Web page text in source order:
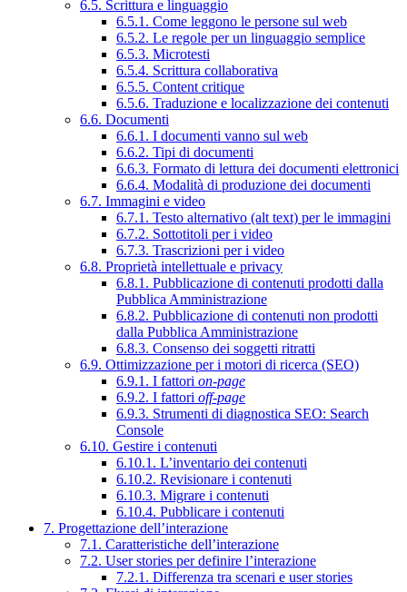
6.5. Scrittura e linguaggio
6.5.1. Come leggono le persone sul web
6.5.2. Le regole per un linguaggio semplice
6.5.3. Microtesti
6.5.4. Scrittura collaborativa
6.5.5. Content critique
6.5.6. Traduzione e localizzazione dei contenuti
6.6. Documenti
6.6.1. I documenti vanno sul web
6.6.2. Tipi di documenti
6.6.3. Formato di lettura dei documenti elettronici
6.6.4. Modalità di produzione dei documenti
6.7. Immagini e video
6.7.1. Testo alternativo (alt text) per le immagini
6.7.2. Sottotitoli per i video
6.7.3. Trascrizioni per i video
6.8. Proprietà intellettuale e privacy
6.8.1. Pubblicazione di contenuti prodotti dalla
Pubblica Amministrazione
6.8.2. Pubblicazione di contenuti non prodotti
dalla Pubblica Amministrazione
6.8.3. Consenso dei soggetti ritratti
6.9. Ottimizzazione per i motori di ricerca (SEO)
6.9.1. I fattori on-page
6.9.2. I fattori off-page
6.9.3. Strumenti di diagnostica SEO: Search
Console
6.10. Gestire i contenuti
6.10.1. L’inventario dei contenuti
6.10.2. Revisionare i contenuti
6.10.3. Migrare i contenuti
6.10.4. Pubblicare i contenuti
7. Progettazione dell’interazione
7.1. Caratteristiche dell’interazione
7.2. User stories per definire l’interazione
7.2.1. Differenza tra scenari e user stories